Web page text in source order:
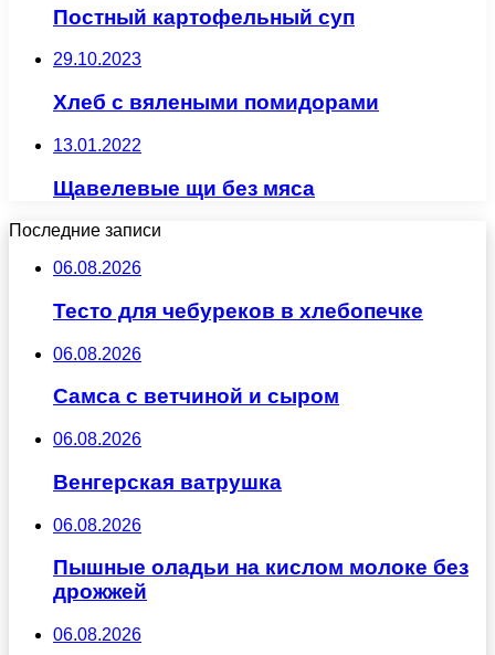
Постный картофельный суп
29.10.2023
Хлеб с вялеными помидорами
13.01.2022
Щавелевые щи без мяса
Последние записи
06.08.2026
Тесто для чебуреков в хлебопечке
06.08.2026
Самса с ветчиной и сыром
06.08.2026
Венгерская ватрушка
06.08.2026
Пышные оладьи на кислом молоке без
дрожжей
06.08.2026